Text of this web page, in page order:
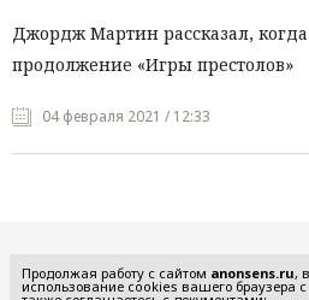
Джордж Мартин рассказал, когда
продолжение «Игры престолов»
04 февраля 2021 / 12:33
Продолжая работу с сайтом anonsens.ru,
использование cookies вашего браузера